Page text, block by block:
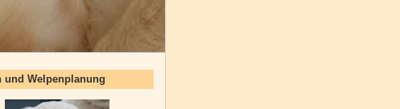
und Welpenplanung